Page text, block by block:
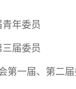
年委员
届委员
第一届、第二届